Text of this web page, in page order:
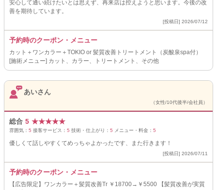
安心して通い続けたいとは思えず、再来店は控えようと思います。今後の改
善を期待しています。
[投稿日] 2026/07/12
予約時のクーポン・メニュー
カット＋ワンカラー＋TOKIO or 髪質改善トリートメント（炭酸泉spa付）
[施術メニュー] カット、カラー、トリートメント、その他
あいさん
（女性/10代後半/会社員）
総合 5 ★★★★★
雰囲気： 5 接客サービス： 5 技術・仕上がり： 5 メニュー・料金： 5
優しくて話しやすくてめっちゃよかったです、また行きます！
[投稿日] 2026/07/11
予約時のクーポン・メニュー
【広告限定】ワンカラー＋髪質改善Tr ￥18700→￥5500 【髪質改善が実質